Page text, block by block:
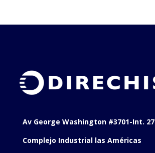
Av George Washington #3701-Int. 27
Complejo Industrial las Américas